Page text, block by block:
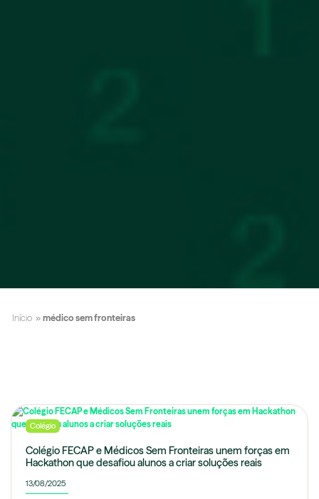
Início » médico sem fronteiras
Colégio
Colégio FECAP e Médicos Sem Fronteiras unem forças em
Hackathon que desafiou alunos a criar soluções reais
13/08/2025